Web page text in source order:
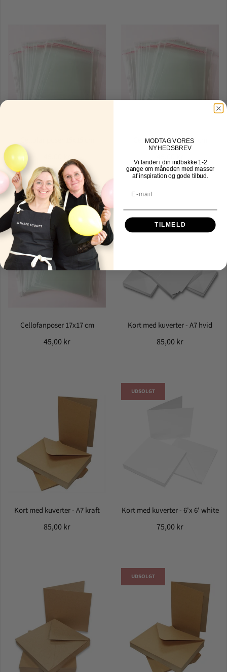
45,00 kr
Cellofanposer 16x16 cm
Cellofanposer 17x17 cm
45,00 kr
Kort med kuverter - A7 hvid
85,00 kr
Kort med kuverter - A7 kraft
85,00 kr
Kort med kuverter - 6'x 6' white
75,00 kr
UDSOLGT
UDSOLGT
MODTAG VORES
NYHEDSBREV
Vi lander i din indbakke 1-2
gange om måneden med masser
af inspiration og gode tilbud.
TILMELD